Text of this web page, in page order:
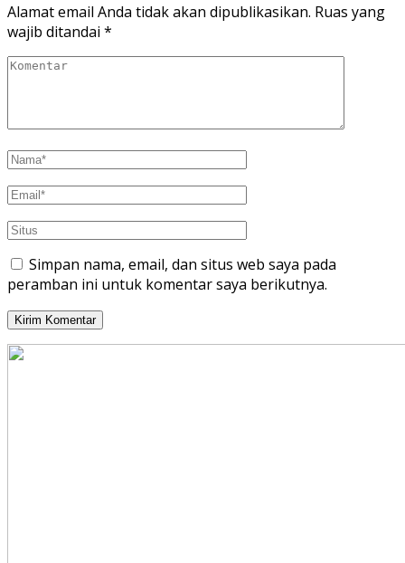
Alamat email Anda tidak akan dipublikasikan. Ruas yang
wajib ditandai *
Simpan nama, email, dan situs web saya pada
peramban ini untuk komentar saya berikutnya.